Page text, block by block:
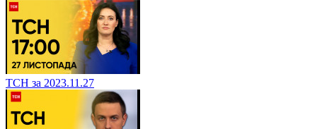
ТСН за 2023.11.27